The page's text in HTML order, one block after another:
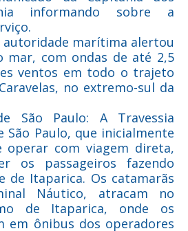
informando sobre a
autoridade marítima alertou
mar, com ondas de até 2,5
ventos em todo o trajeto
no extremo-sul da
São Paulo: A Travessia
São Paulo, que inicialmente
operar com viagem direta,
os passageiros fazendo
de Itaparica. Os catamarãs
Náutico, atracam no
de Itaparica, onde os
em ônibus dos operadores